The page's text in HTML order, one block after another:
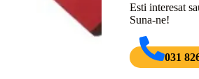
Esti interesat
Suna-ne!
031